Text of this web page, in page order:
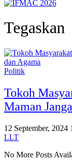
Tegaskan
Politik
Tokoh
Maman
12 September, 2024
LLT
No More Posts